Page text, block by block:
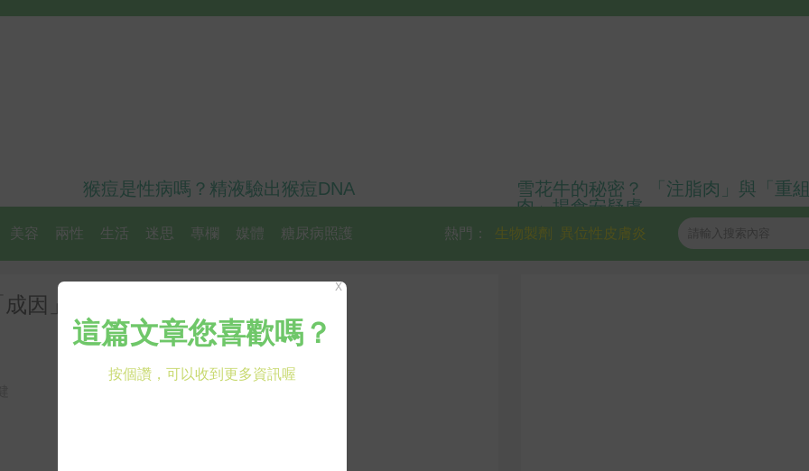
猴痘是性病嗎？精液驗出猴痘DNA
雪花牛的秘密？ 「注脂肉」與「重
肉」揭食安疑慮
美容 兩性 生活 迷思 專欄 媒體 糖尿病照護 異位性皮膚炎
生物製劑
熱門：
因」及「預防措施」 長者需
X